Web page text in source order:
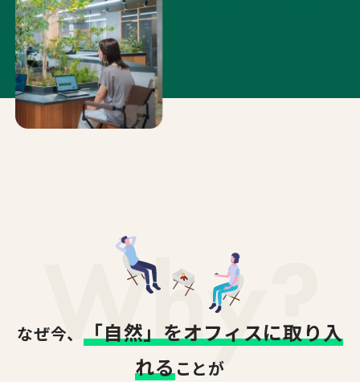
なぜ今、 「自然」をオフィスに取り入
れることが